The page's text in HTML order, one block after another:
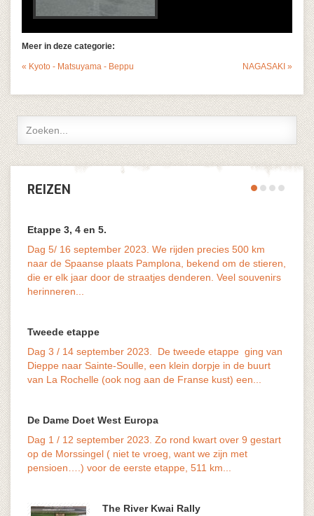
Meer in deze categorie:
« Kyoto - Matsuyama - Beppu NAGASAKI »
REIZEN
Etappe 3, 4 en 5.
Dag 5/ 16 september 2023. We rijden precies 500 km
naar de Spaanse plaats Pamplona, bekend om de stieren,
die er elk jaar door de straatjes denderen. Veel souvenirs
herinneren...
Tweede etappe
Dag 3 / 14 september 2023. De tweede etappe ging van
Dieppe naar Sainte-Soulle, een klein dorpje in de buurt
van La Rochelle (ook nog aan de Franse kust) een...
De Dame Doet West Europa
Dag 1 / 12 september 2023. Zo rond kwart over 9 gestart
op de Morssingel ( niet te vroeg, want we zijn met
pensioen….) voor de eerste etappe, 511 km...
The River Kwai Rally
last
het